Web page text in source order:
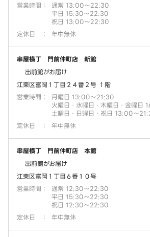
営業時間 ：
通常 13:00～22:30
平日 15:30～22:30
祝日 13:00～22:30
定休日
： 年中無休
串屋横丁 門前仲町店 新館
出前館がお届け
江東区富岡１丁目２４番２号 １階
営業時間 ：
月曜日 13:00～21:30
火曜日・水曜日・木曜日・金曜
土曜日・日曜日・祝日 13:00～
定休日
： 年中無休
串屋横丁 門前仲町店 本館
出前館がお届け
江東区富岡１丁目６番１０号
営業時間 ：
通常 12:30～22:30
平日 15:30～22:30
祝日 12:30～22:30
定休日
： 年中無休